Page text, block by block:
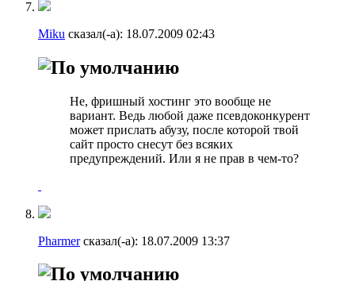
Miku сказал(-а): 18.07.2009 02:43
Не, фришный хостинг это вообще не
вариант. Ведь любой даже псевдоконкурент
может прислать абузу, после которой твой
сайт просто снесут без всяких
предупреждений. Или я не прав в чем-то?
Pharmerсказал(-а): 18.07.2009 13:37